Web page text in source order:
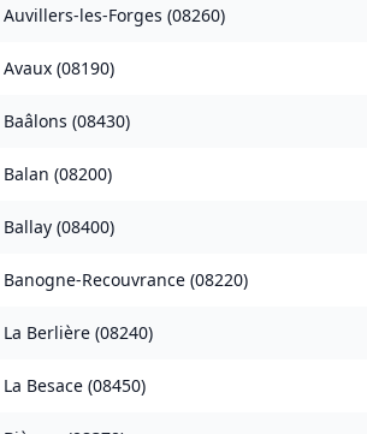
Auvillers-les-Forges (08260)
Avaux (08190)
Baâlons (08430)
Balan (08200)
Ballay (08400)
Banogne-Recouvrance (08220)
La Berlière (08240)
La Besace (08450)